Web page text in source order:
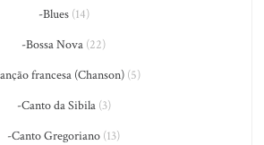
-Blues(14)
-Bossa Nova (22)
francesa (Chanson)(5)
-Canto da Sibila(3)
-Canto Gregoriano (13)